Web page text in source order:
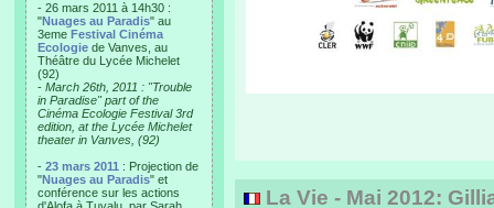
- 26 mars 2011 à 14h30 :
"Nuages au Paradis" au
3eme Festival Cinéma
Ecologie de Vanves, au
Théâtre du Lycée Michelet
(92)
- March 26th, 2011 : "Trouble
in Paradise" part of the
Cinéma Ecologie Festival 3rd
edition, at the Lycée Michelet
theater in Vanves, (92)
- 23 mars 2011 : Projection de
"Nuages au Paradis" et
conférence sur les actions
La Vie - Mai 2012: